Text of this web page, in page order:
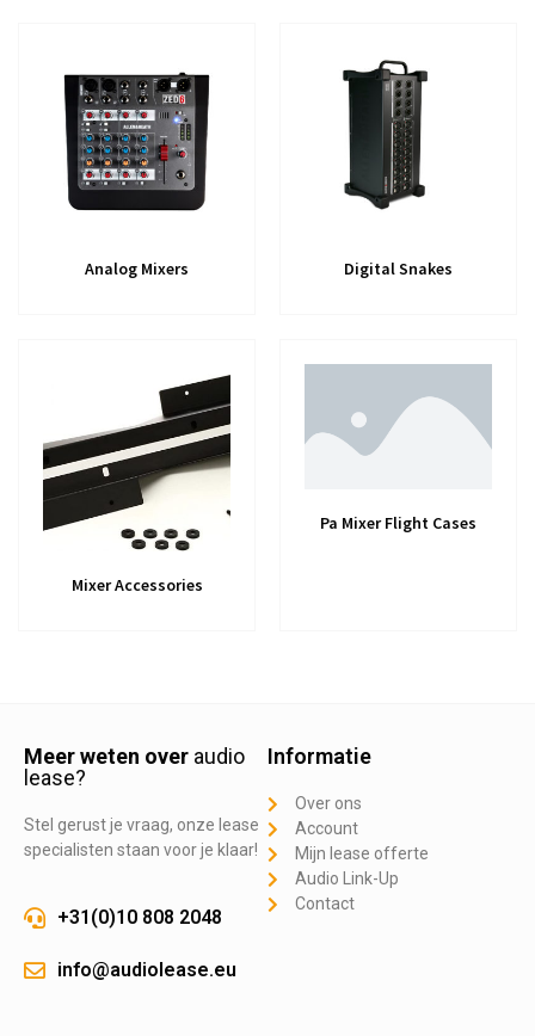
Analog Mixers Digital Snakes
Mixer Accessories
Pa Mixer Flight Cases
Meer weten over audio
lease?
Stel gerust je vraag, onze lease
specialisten staan voor je klaar!
+31(0)10 808 2048
info@audiolease.eu
Informatie
Over ons
Account
Mijn lease offerte
Audio Link-Up
Contact